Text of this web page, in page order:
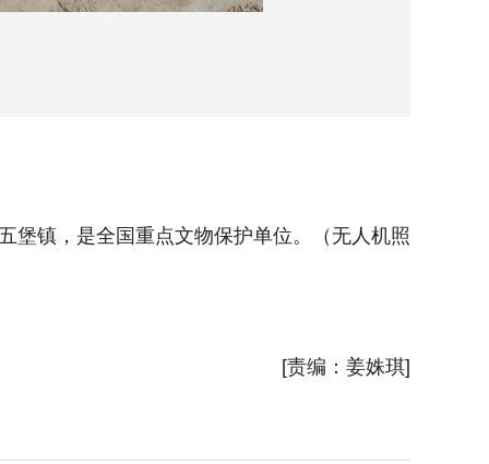
镇，是全国重点文物保护单位。（无人机照
[责编：姜姝琪]